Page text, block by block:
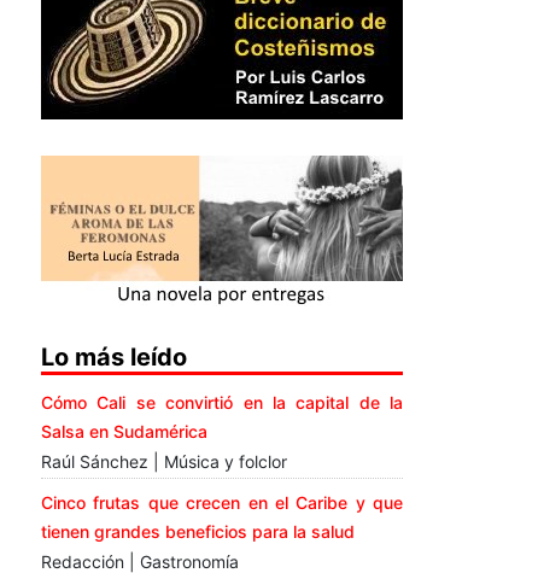
Lo más leído
Cómo Cali se convirtió en la capital de la
Salsa en Sudamérica
Raúl Sánchez | Música y folclor
Cinco frutas que crecen en el Caribe y que
tienen grandes beneficios para la salud
Redacción | Gastronomía